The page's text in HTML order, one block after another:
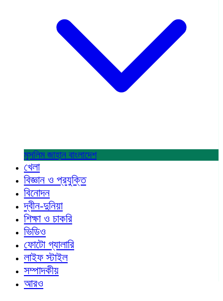
মুসলিম জাহান বাংলাদেশ
খেলা
বিজ্ঞান ও প্রযুক্তি
বিনোদন
দ্বীন-দুনিয়া
শিক্ষা ও চাকরি
ভিডিও
ফোটো গ্যালারি
লাইফ স্টাইল
সম্পাদকীয়
আরও